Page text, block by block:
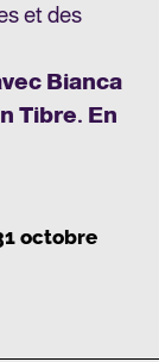
et des
Bianca
Tibre. En
octobre